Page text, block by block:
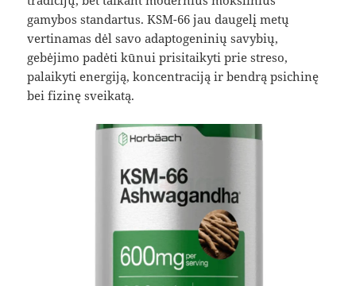
gamybos standartus. KSM-66 jau daugelį metų
vertinamas dėl savo adaptogeninių savybių,
gebėjimo padėti kūnui prisitaikyti prie streso,
palaikyti energiją, koncentraciją ir bendrą psichinę
bei fizinę sveikatą.